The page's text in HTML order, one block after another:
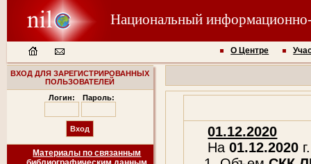
Национальный
О Центре
ВХОД ДЛЯ ЗАРЕГИСТРИРОВАННЫХ
ПОЛЬЗОВАТЕЛЕЙ
Логин:
Пароль:
Материалы по связанным
01.12.2020
На01.12.2020 г.